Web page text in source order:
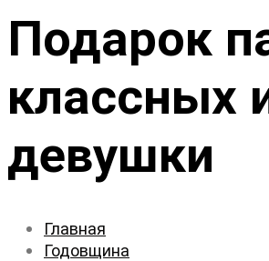
Подарок
классных
девушки
Главная
Годовщина